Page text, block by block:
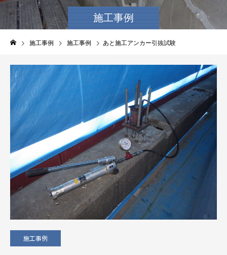
施工事例
施工事例 施工事例 あと施工アンカー引抜試験
施工事例